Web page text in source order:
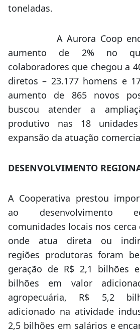
toneladas.
A Aurora Coop
aumento de 2% no
colaboradores que chegou a
diretos – 23.177 homens e
aumento de 865 novos
buscou atender a
produtivo nas 18
expansão da atuação
DESENVOLVIMENTO
A Cooperativa prestou
ao desenvolvimento
comunidades locais nos
onde atua direta ou
regiões produtoras foram
geração de R$ 2,1 bilhões
bilhões em valor
agropecuária, R$ 5,2
adicionado na atividade
2,5 bilhões em salários e